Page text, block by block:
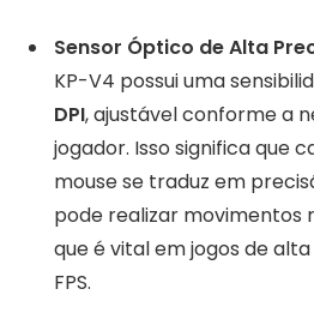
Sensor Óptico de Alta
KP-V4 possui uma
DPI, ajustável conforme a
jogador. Isso significa que
mouse se traduz em
pode realizar movimentos
que é vital em jogos de
FPS.